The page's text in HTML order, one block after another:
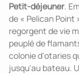
Petit-déjeuner.
de « Pelican Point
regorgent de vie
peuplé de
colonie d'otaries
jusqu'au bateau.